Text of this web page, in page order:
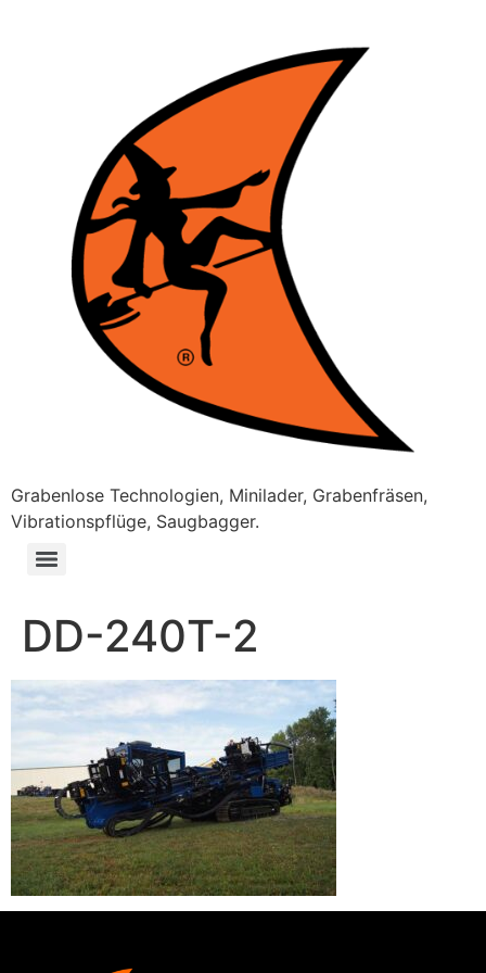
Grabenlose Technologien, Minilader, Grabenfräsen,
Vibrationspflüge, Saugbagger.
DD-240T-2